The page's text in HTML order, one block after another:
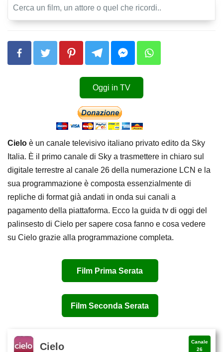
Oggi in TV
Cielo è un canale televisivo italiano privato edito da Sky
Italia. È il primo canale di Sky a trasmettere in chiaro sul
digitale terrestre al canale 26 della numerazione LCN e la
sua programmazione è composta essenzialmente di
repliche di format già andati in onda sui canali a
pagamento della piattaforma. Ecco la guida tv di oggi del
palinsesto di Cielo per sapere cosa fanno e cosa vedere
su Cielo grazie alla programmazione completa.
Film Prima Serata
Film Seconda Serata
Cielo
Canale
26